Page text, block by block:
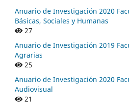
Anuario de Investigación 2020
Básicas, Sociales y Humanas
27
Anuario de Investigación 2019
Agrarias
25
Anuario de Investigación 2020
Audiovisual
21